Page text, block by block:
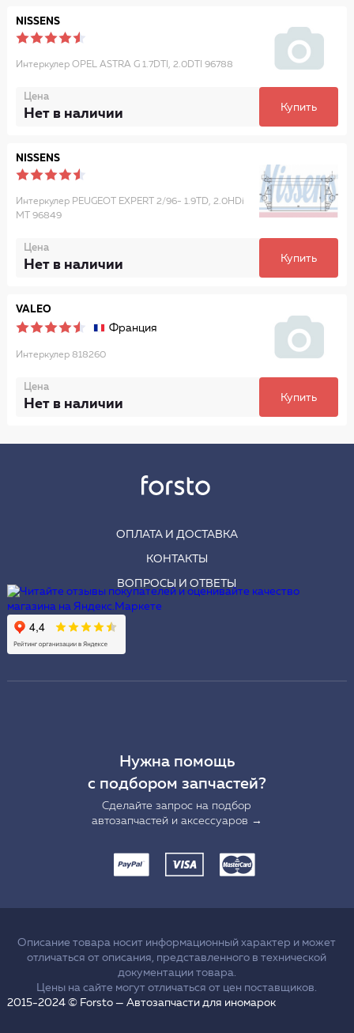
NISSENS
Интеркулер OPEL ASTRA G 1.7DTI, 2.0DTI 96788
Цена
Нет в наличии Купить
NISSENS
Интеркулер PEUGEOT EXPERT 2/96- 1.9TD, 2.0HDi
MT 96849
Цена
Нет в наличии Купить
VALEO
Франция
Интеркулер 818260
Цена
Нет в наличии Купить
ОПЛАТА И ДОСТАВКА
КОНТАКТЫ
ВОПРОСЫ И ОТВЕТЫ
Нужна помощь
с подбором запчастей?
Сделайте запрос на подбор
автозапчастей и аксессуаров →
Описание товара носит информационный характер и может
отличаться от описания, представленного в технической
документации товара.
Цены на сайте могут отличаться от цен поставщиков.
2015-2024 © Forsto — Автозапчасти для иномарок